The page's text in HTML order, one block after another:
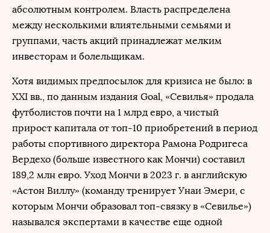
абсолютным контролем. Власть распределена
между несколькими влиятельными семьями и
группами, часть акций принадлежат мелким
инвесторам и болельщикам.
Хотя видимых предпосылок для кризиса не было: в
XXI вв., по данным издания Goal, «Севилья» продала
футболистов почти на 1 млрд евро, а чистый
прирост капитала от топ-10 приобретений в период
работы спортивного директора Рамона Родригеса
Вердехо (больше известного как Мончи) составил
189,2 млн евро. Уход Мончи в 2023 г. в английскую
«Астон Виллу» (команду тренирует Унаи Эмери, с
которым Мончи образовал топ-связку в «Севилье»)
назывался экспертами в качестве еще одной